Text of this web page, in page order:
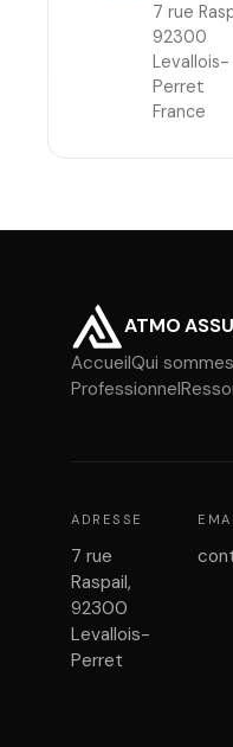
7 rue
92300
Levallois-
Perret
France
ATMO
AccueilQui
Professionnel
ADRESSE
7 rue
Raspail,
92300
Levallois-
Perret